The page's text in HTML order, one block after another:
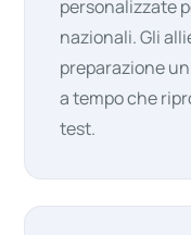
personalizzate
nazionali. Gli
preparazione
a tempo che
test.